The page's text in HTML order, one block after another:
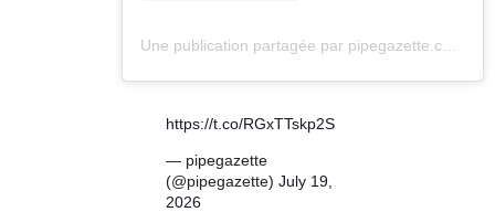
https://t.co/RGxTTskp2S
— pipegazette
(@pipegazette) July 19,
2026